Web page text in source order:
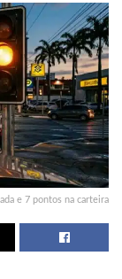
e 7 pontos na carteira